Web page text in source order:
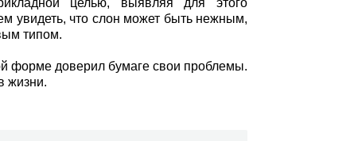
целью, выявляя для этого
увидеть, что слон может быть нежным,
типом.
форме доверил бумаге свои проблемы.
жизни.